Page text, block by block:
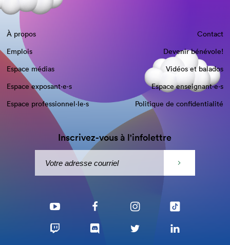
À propos
Contact
Emplois
Devenir bénévole!
Espace médias
Vidéos et balados
Espace exposant·e⋅s
Espace enseignant·e⋅s
Espace professionnel·le⋅s
Politique de confidentialité
Inscrivez-vous à l'infolettre